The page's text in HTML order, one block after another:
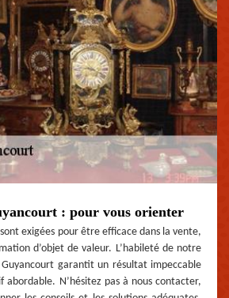
: pour vous orienter
exigées pour être efficace dans la vente,
d’objet de valeur. L’habileté de notre
garantit un résultat impeccable
abordable. N’hésitez pas à nous contacter,